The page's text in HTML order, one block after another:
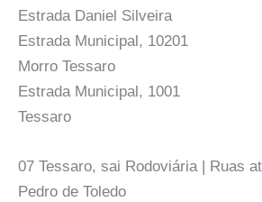
Estrada Daniel Silveira
Estrada Municipal, 10201
Morro Tessaro
Estrada Municipal, 1001
Tessaro
07 Tessaro, sai Rodoviária | Ruas
Pedro de Toledo